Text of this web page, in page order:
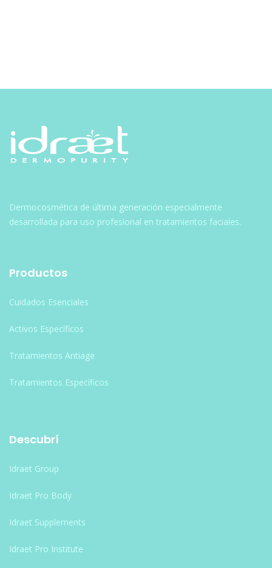
entradas
Dermocosmética de última generación especialmente
desarrollada para uso profesional en tratamientos faciales.
Productos
Cuidados Esenciales
Activos Específicos
Tratamientos Antiage
Tratamientos Específicos
Descubrí
Idraet Group
Idraet Pro Body
Idraet Supplements
Idraet Pro Institute